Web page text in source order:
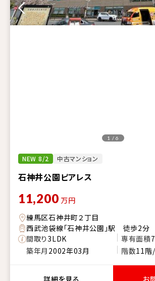
NEW 8/2 中古マンション
石神井公園ピアレス
1 / 6
11,200 万円
練馬区石神井町２丁目
西武池袋線「石神井公園」駅 徒歩2分
間取り3LDK 専有面積
築年月 2002年03月 階数11階